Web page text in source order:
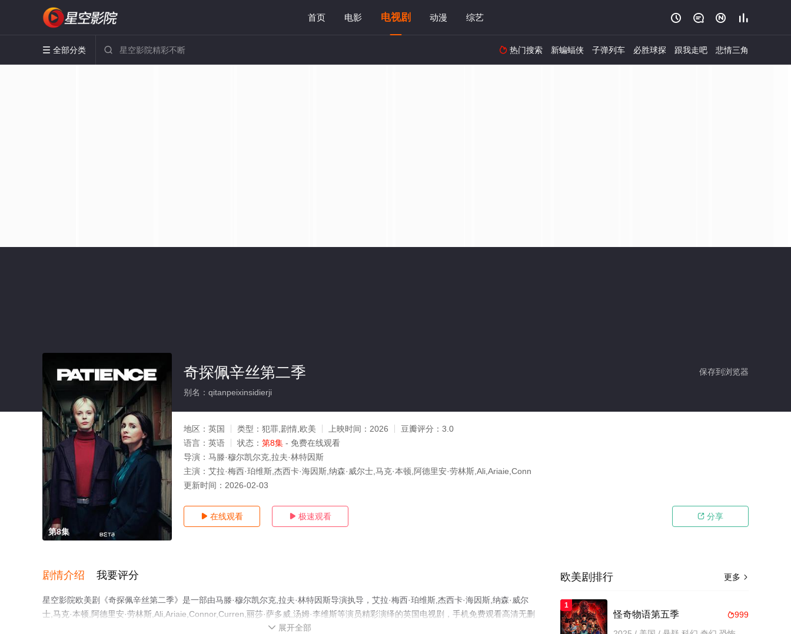
首页 电影 电视剧 动漫 综艺    
 全部分类   热门搜索 新蝙蝠侠 子弹列车 必胜球探 跟我走吧 悲情三角
第8集
保存到浏览器
奇探佩辛丝第二季
别名：qitanpeixinsidierji
地区： 英国 类型： 犯罪,剧情,欧美 上映时间： 2026 豆瓣评分： 3.0
语言： 英语 状态： 第8集 - 免费在线观看
导演： 马滕·穆尔凯尔克,拉夫·林特因斯
主演： 艾拉·梅西·珀维斯,杰西卡·海因斯,纳森·威尔士,马克·本顿,阿德里安·劳林斯,Ali,Ariaie,Conn
更新时间： 2026-02-03
 在线观看  极速观看  分享
剧情介绍 我要评分
星空影院欧美剧《奇探佩辛丝第二季》是一部由马滕·穆尔凯尔克,拉夫·林特因斯导演执导，艾拉·梅西·珀维斯,杰西卡·海因斯,纳森·威尔
士,马克·本顿,阿德里安·劳林斯,Ali,Ariaie,Connor,Curren,丽莎·萨多威,汤姆·李维斯等演员精彩演绎的英国电视剧，手机免费观看高清无删
减完整版电视剧全集就上星空影视，更多相关信息可移步至豆瓣电视剧、电视猫或剧情网等平台了解。
 展开全部
更多 
欧美剧排行
1
999
怪奇物语第五季